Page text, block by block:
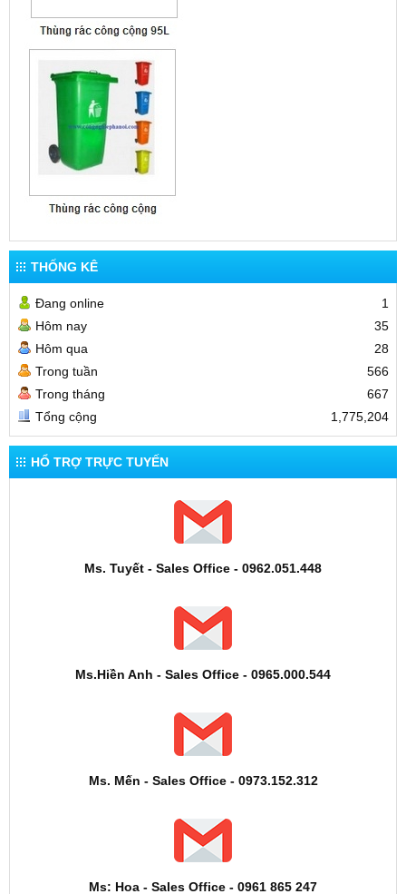
THỐNG KÊ
Đang online
1
Hôm nay
35
Hôm qua
28
Trong tuần
566
Trong tháng
667
Tổng cộng
1,775,204
HỔ TRỢ TRỰC TUYẾN
Ms. Tuyết - Sales Office - 0962.051.448
Ms.Hiền Anh - Sales Office - 0965.000.544
Ms. Mến - Sales Office - 0973.152.312
Ms: Hoa - Sales Office - 0961 865 247